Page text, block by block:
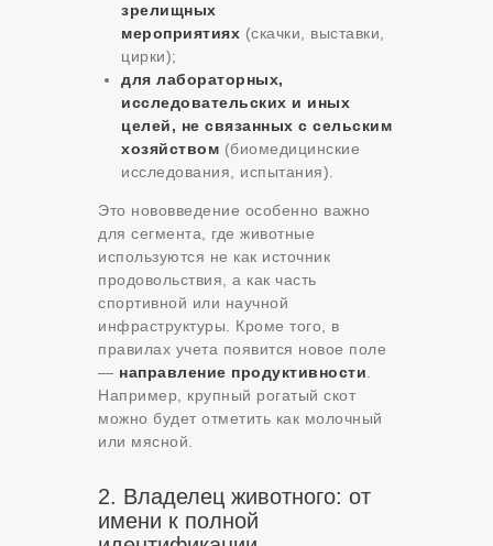
зрелищных
мероприятиях (скачки, выставки,
цирки);
для лабораторных,
исследовательских и иных
целей, не связанных с сельским
хозяйством (биомедицинские
исследования, испытания).
Это нововведение особенно важно
для сегмента, где животные
используются не как источник
продовольствия, а как часть
спортивной или научной
инфраструктуры. Кроме того, в
правилах учета появится новое поле
— направление продуктивности
Например, крупный рогатый скот
можно будет отметить как молочный
или мясной
2. Владелец животного: от
имени к полной